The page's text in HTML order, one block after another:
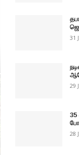
31
29
28